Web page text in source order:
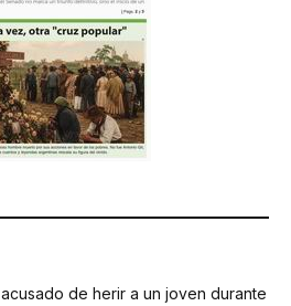
de herir a un joven durante